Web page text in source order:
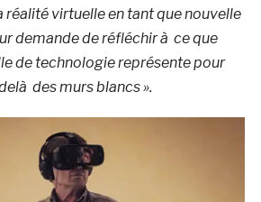
réalité virtuelle en tant que nouvelle
demande de réfléchir à ce que
de technologie représente pour
des murs blancs ».